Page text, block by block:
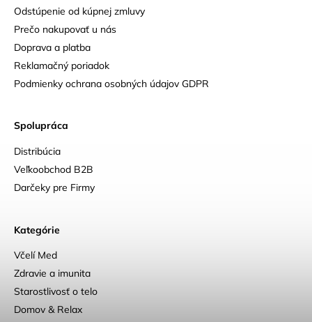
Odstúpenie od kúpnej zmluvy
Prečo nakupovať u nás
Doprava a platba
Reklamačný poriadok
Podmienky ochrana osobných údajov GDPR
Spolupráca
Distribúcia
Veľkoobchod B2B
Darčeky pre Firmy
Kategórie
Včelí Med
Zdravie a imunita
Starostlivosť o telo
Domov & Relax